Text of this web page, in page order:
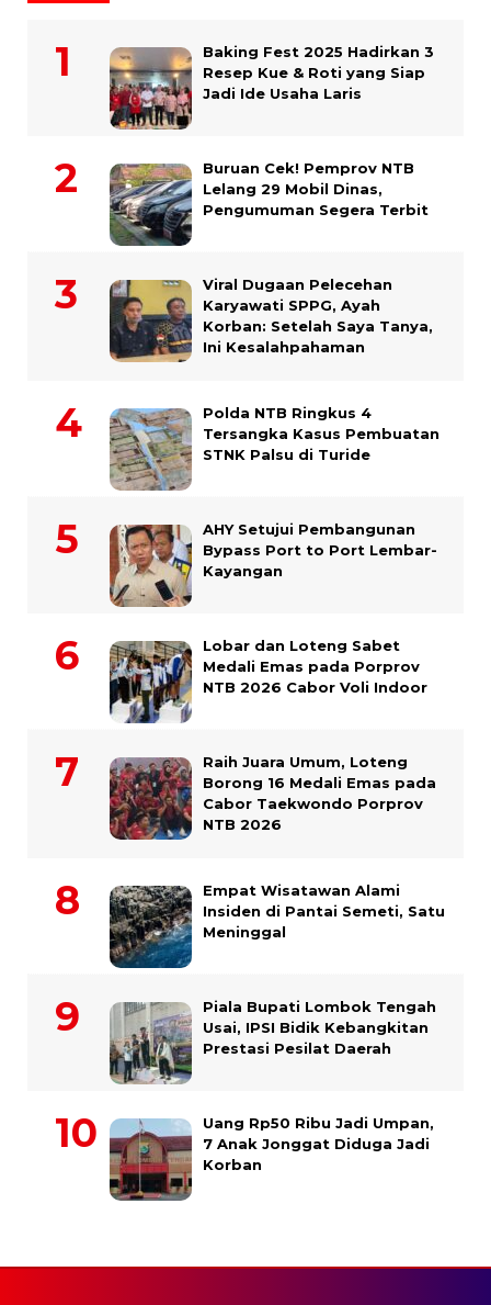
Baking Fest 2025 Hadirkan 3
Resep Kue & Roti yang Siap
Jadi Ide Usaha Laris
Buruan Cek! Pemprov NTB
Lelang 29 Mobil Dinas,
Pengumuman Segera Terbit
Viral Dugaan Pelecehan
Karyawati SPPG, Ayah
Korban: Setelah Saya Tanya,
Ini Kesalahpahaman
Polda NTB Ringkus 4
Tersangka Kasus Pembuatan
STNK Palsu di Turide
AHY Setujui Pembangunan
Bypass Port to Port Lembar-
Kayangan
Lobar dan Loteng Sabet
Medali Emas pada Porprov
NTB 2026 Cabor Voli Indoor
Raih Juara Umum, Loteng
Borong 16 Medali Emas pada
Cabor Taekwondo Porprov
NTB 2026
Empat Wisatawan Alami
Insiden di Pantai Semeti, Satu
Meninggal
Piala Bupati Lombok Tengah
Usai, IPSI Bidik Kebangkitan
Prestasi Pesilat Daerah
Uang Rp50 Ribu Jadi Umpan,
7 Anak Jonggat Diduga Jadi
Korban